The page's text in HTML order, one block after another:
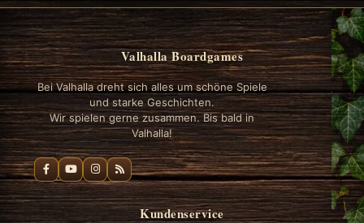
Valhalla Boardgames
Bei Valhalla dreht sich alles um schöne Spiele
und starke Geschichten.
Wir spielen gerne zusammen. Bis bald in
Valhalla!
Kundenservice